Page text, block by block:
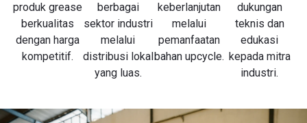
produk grease
berkualitas
dengan harga
kompetitif.
berbagai
sektor industri
melalui
distribusi lokal
yang luas.
keberlanjutan
melalui
pemanfaatan
bahan upcycle.
dukungan
teknis dan
edukasi
kepada mitra
industri.